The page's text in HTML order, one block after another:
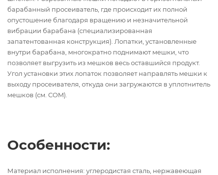
барабанный просеиватель, где происходит их полной
опустошение благодаря вращению и незначительной
вибрации барабана (специализированная
запатентованная конструкция). Лопатки, установленные
внутри барабана, многократно поднимают мешки, что
позволяет выгрузить из мешков весь оставшийся продукт.
Угол установки этих лопаток позволяет направлять мешки к
выходу просеивателя, откуда они загружаются в уплотнитель
мешков (см. COM).
Особенности:
Материал исполнения: углеродистая сталь, нержавеющая